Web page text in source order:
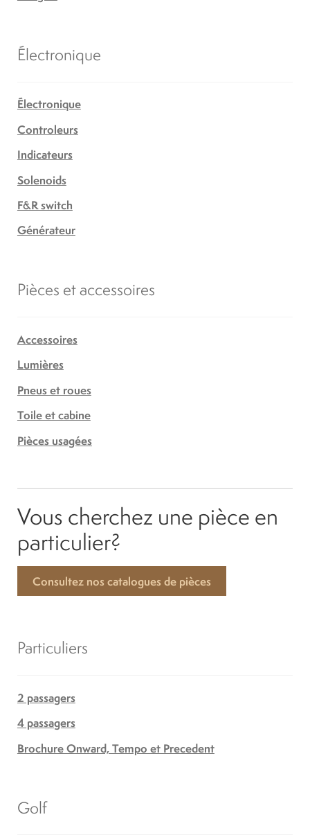
Électronique
Électronique
Controleurs
Indicateurs
Solenoids
F&R switch
Générateur
Pièces et accessoires
Accessoires
Lumières
Pneus et roues
Toile et cabine
Pièces usagées
Vous cherchez une pièce en
particulier?
Consultez nos catalogues de pièces
Particuliers
2 passagers
4 passagers
Brochure Onward, Tempo et Precedent
Golf